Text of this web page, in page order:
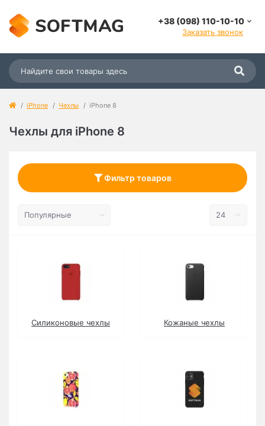
+38 (098) 110-10-10
Заказать звонок
iPhone Чехлы iPhone 8
Чехлы для iPhone 8
Фильтр товаров
Силиконовые чехлы Кожаные чехлы